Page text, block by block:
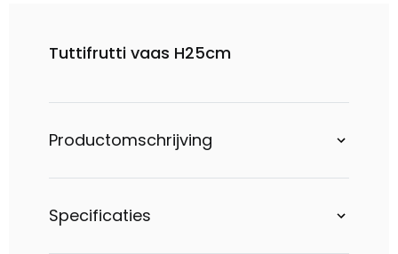
Tuttifrutti vaas H25cm
Productomschrijving
Specificaties